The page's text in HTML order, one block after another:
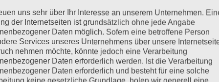
LOG-IN
uns sehr über Ihr Interesse an unserem Unternehmen.
der Internetseiten ist grundsätzlich ohne jede Angabe
Daten möglich. Sofern eine betroffene Person
Services unseres Unternehmens über unsere
nehmen möchte, könnte jedoch eine Verarbeitung
Daten erforderlich werden. Ist die Verarbeitung
Daten erforderlich und besteht für eine solche